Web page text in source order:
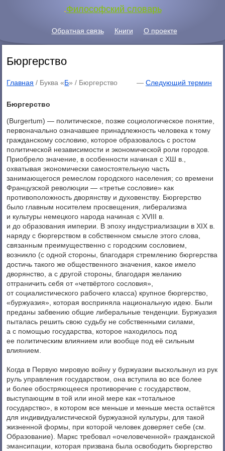
.Философский словарь
Обратная связь Книги О проекте
Бюргерство
Главная / Буква «Б» / Бюргерство — Следующий термин
Бюргерство
(Burgertum) — политическое, позже социологическое понятие,
первоначально означавшее принадлежность человека к тому
гражданскому сословию, которое образовалось с ростом
политической независимости и экономической роли городов.
Приобрело значение, в особенности начиная с ХШ в.,
охватывая экономически самостоятельную часть
занимающегося ремеслом городского населения; со времени
Французской революции — «третье сословие» как
противоположность дворянству и духовенству. Бюргерство
было главным носителем просвещения, либерализма
и культуры немецкого народа начиная с XVIII в.
и до образования империи. В эпоху индустриализации в XIX в.
наряду с бюргерством в собственном смысле этого слова,
связанным преимущественно с городским сословием,
возникло (с одной стороны, благодаря стремлению бюргерства
достичь такого же общественного значения, какое имело
дворянство, а с другой стороны, благодаря желанию
отграничить себя от «четвёртого сословия»,
от социалистического рабочего класса) крупное бюргерство,
«буржуазия», которая восприняла национальную идею. Были
преданы забвению общие либеральные тенденции. Буржуазия
пыталась решить свою судьбу не собственными силами,
а с помощью государства, которое находилось под
ее политическим влиянием или вообще под её сильным
влиянием.
Когда в Первую мировую войну у буржуазии выскользнул из рук
руль управления государством, она вступила во все более
и более обостряющееся противоречие с государством,
выступающим в той или иной мере как «тотальное
государство», в котором все меньше и меньше места остаётся
для индивидуалистической буржуазной культуры, для такой
жизненной формы, при которой человек доверяет себе (см.
Образование). Маркс требовал «очеловеченной» гражданской
эмансипации, которая призвана была освободить бюргерство